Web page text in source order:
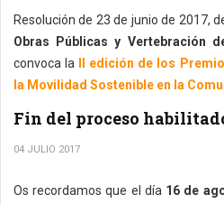
Resolución de 23 de junio de 2017,
Obras Públicas y Vertebración
convoca la II edición de los
la Movilidad Sostenible en la
Fin del proceso
04 JULIO 2017
Os recordamos que el día 16 de